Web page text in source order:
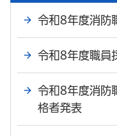
令和8年度消防
令和8年度職員
令和8年度消防
格者発表